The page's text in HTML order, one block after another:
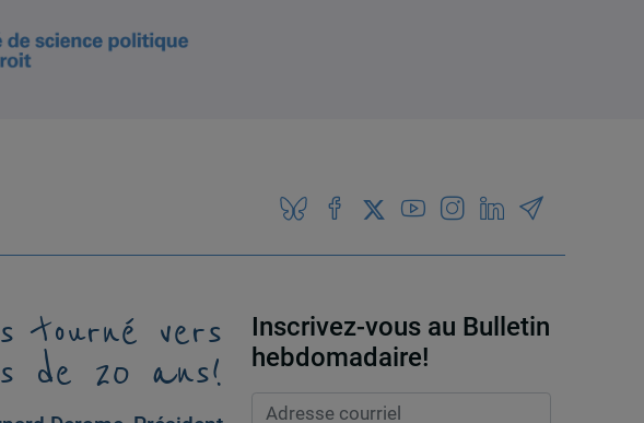
tourné vers
de 20 ans!
Inscrivez-vous au Bulletin
hebdomadaire!